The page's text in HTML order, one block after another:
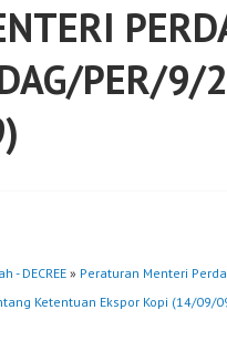
PER/9/
- DECREE » Peraturan Menteri
Ketentuan Ekspor Kopi (14/09/